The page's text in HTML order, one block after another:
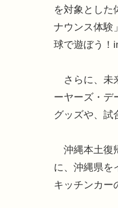
を対象とした
ナウンス体験
球で遊ぼう！
さらに、未
ーヤーズ・デ
グッズや、試
沖縄本土復
に、沖縄県を
キッチンカー